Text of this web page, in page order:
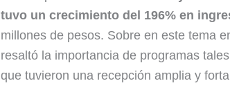
tuvo un crecimiento del 196% en
millones de pesos. Sobre en este tema
resaltó la importancia de programas
que tuvieron una recepción amplia y